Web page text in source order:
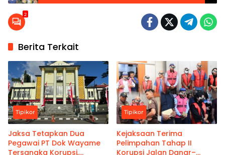
2
Berita Terkait
Tipikor
Jaksa Tetapkan Dua
Pegawai PT Dok Wayame
Tersangka Korupsi,
Tipikor
Kejaksaan Terima
Pelimpahan Tahap II
Korupsi Jalan Danar–